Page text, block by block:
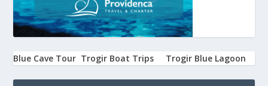
Blue Cave Tour Trogir Boat Trips Trogir Blue Lagoon